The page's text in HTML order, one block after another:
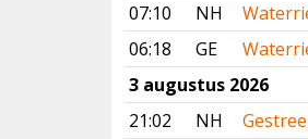
07:10
NH
06:18
GE
3 augustus 2026
21:02
NH